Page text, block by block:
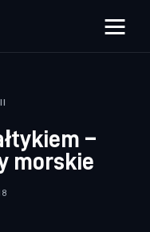
–
morskie